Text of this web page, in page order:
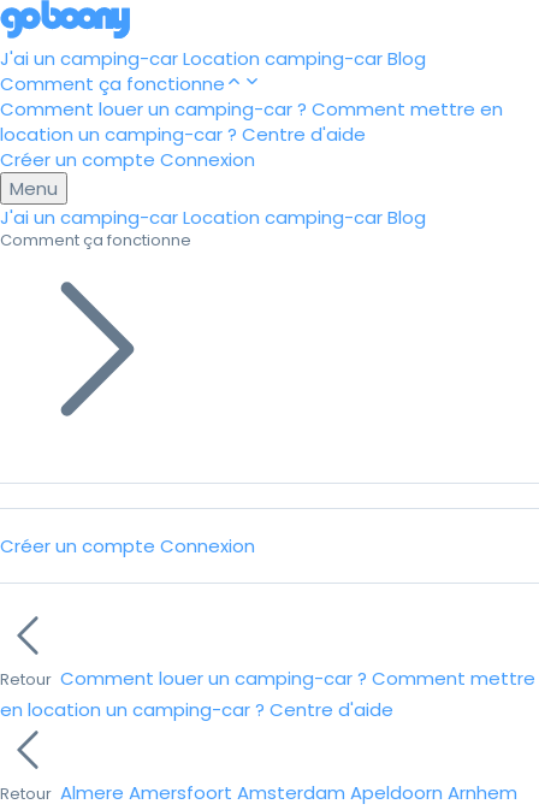
J'ai un camping-carLocation camping-carBlog
Comment ça fonctionne
Comment louer un camping-car ? Comment mettre en
location un camping-car ? Centre d'aide
Créer un compte Connexion
Menu
J'ai un camping-carLocation camping-carBlog
Comment ça fonctionne
Créer un compte Connexion
Retour Comment louer un camping-car ? Comment mettre
en location un camping-car ? Centre d'aide
Retour Almere Amersfoort Amsterdam Apeldoorn Arnhem